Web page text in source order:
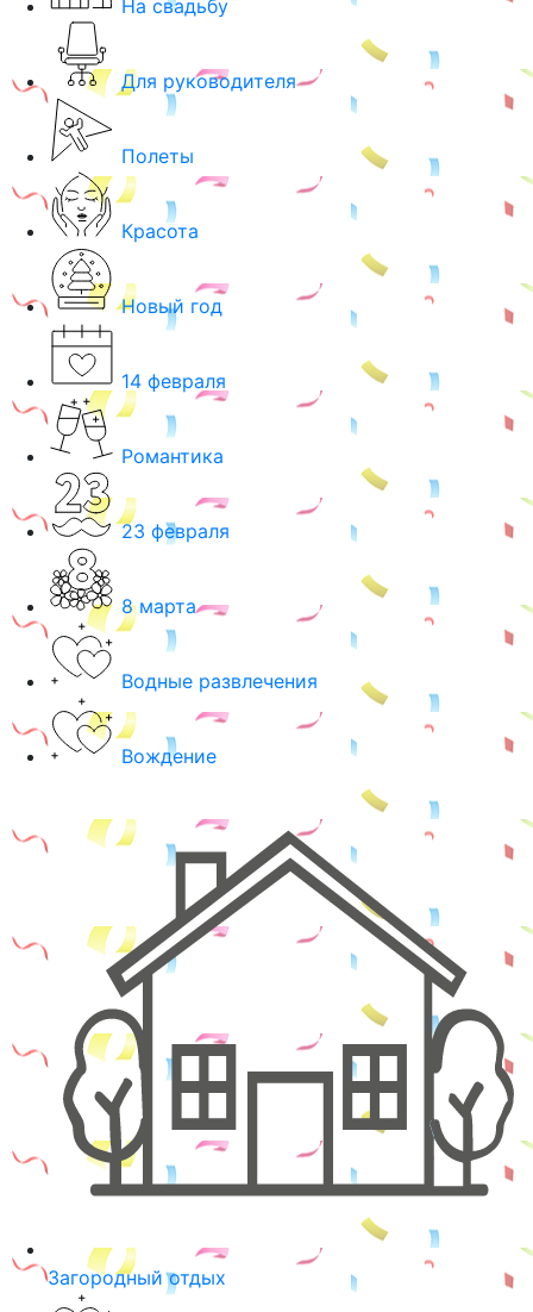
На свадьбу
Для руководителя
Полеты
Красота
Новый год
14 февраля
Романтика
23 февраля
8 марта
Водные развлечения
Вождение
Загородный отдых